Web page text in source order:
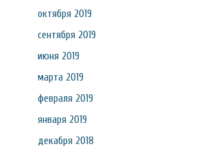
октября 2019
сентября 2019
июня 2019
марта 2019
февраля 2019
января 2019
декабря 2018